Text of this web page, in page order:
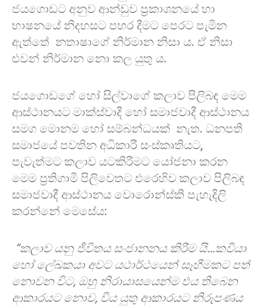
ජයගොඩට අනුව ආන්ඩුව ප්‍රකාශනයේ හා
භාෂනයේ නිදහසට පහර දීමට පෙරට පැමින
ඇත්තේ නතාෂාගේ නිර්මාන නිසා ය. ඒ නිසා
එවන් නිර්මාන නො කල යුතු ය.
ජයගොඩගේ හෝ සිල්වාගේ කලාව පිලිබඳ මෙම
ආස්ථානයට මාක්ස්වාදී හෝ සමාජවාදී ආස්ථානය
සමග මොනම හෝ සම්බන්ධයක් නැත. ධනපති
සමාජයේ පවතින අධිකාරී සංස්කෘතියට,
පැවැත්මට කලාව යටකිරීමට යෝජනා කරන
මෙම ප්‍රතිගාමී පිලිවෙතට එරෙහිව කලාව පිලිබඳ
සමාජවාදී ආස්ථානය වොරොන්ස්කි පැහැදිලි
කරන්නේ මෙසේය:
“කලාව යනු ජීවිතය සංජානනය කිරීම යි…කවියා
හෝ ලේඛකයා අවට යථාර්ථයෙන් සෑහීමකට පත්
නොවන විට, ඔහු නිරායාසයෙන්ම එය තිබෙන
ආකාරයට නොව, විය යුතු ආකාරයට නිරූපණය